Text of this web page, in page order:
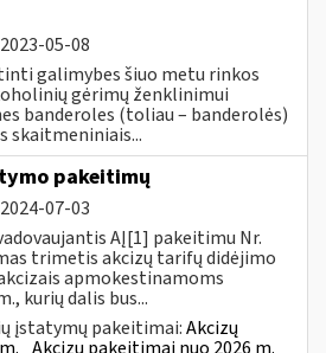
2023-05-08
galimybes šiuo metu rinkos
gėrimų ženklinimui
banderoles (toliau – banderolės)
skaitmeniniais...
pakeitimų
2024-07-03
AĮ[1] pakeitimu Nr.
trimetis akcizų tarifų didėjimo
apmokestinamoms
kurių dalis bus...
įstatymų pakeitimai:Akcizų
Akcizų pakeitimai nuo 2026 m.